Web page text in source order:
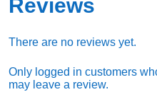
Reviews
There are no reviews yet.
Only logged in customers
may leave a review.